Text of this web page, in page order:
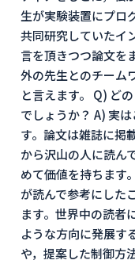
生が実験装置にプロ
共同研究していたイ
言を頂きつつ論文を
外の先生とのチーム
と言えます。 Q) ど
でしょうか？ A) 実
す。論文は雑誌に掲
から沢山の人に読ん
めて価値を持ちます
が読んで参考にした
ます。世界中の読者
ような方向に発展す
や，提案した制御方